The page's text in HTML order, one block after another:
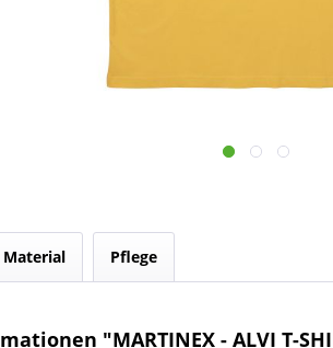
Material Pflege
"MARTINEX - ALVI T-